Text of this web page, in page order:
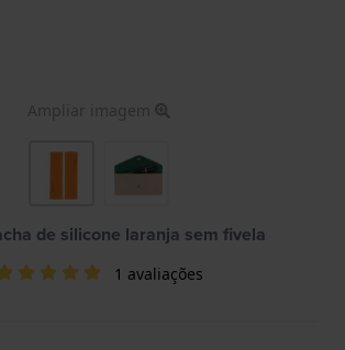
Ampliar imagem
de silicone laranja sem fivela
1 avaliações